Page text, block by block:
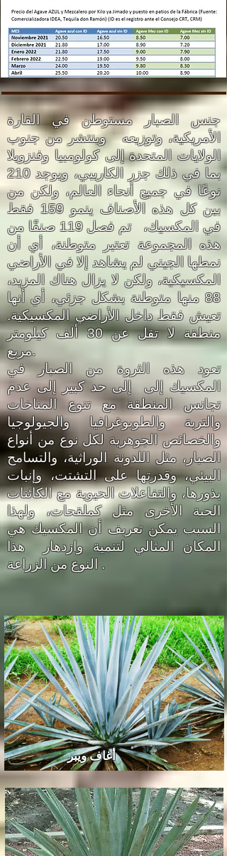
أغاف ويبر
جنس الصبار مستوطن في القارة
الأمريكية، وتوزيعه وينتشر من جنوب
الولايات المتحدة إلى كولومبيا وفنزويلا
بما في ذلك جزر الكاريبي، ويوجد 210
نوعًا في جميع أنحاء العالم، ولكن من
بين كل هذه الأصناف ينمو 159 فقط
في المكسيك، تم فصل 119 صنفًا من
هذه المجموعة تعتبر متوطنة، أي أن
نمطها الجيني لم يشاهد إلا في الأراضي
المكسيكية، ولكن لا يزال هناك المزيد،
88 منها متوطنة بشكل جزئي، أي أنها
تعيش فقط داخل الأراضي المكسيكية.
منطقة لا تقل عن 30 ألف كيلومتر
مربع.
تعود هذه الثروة من الصبار في
المكسيك إلى إلى حد كبير إلى عدم
تجانس المنطقة مع تنوع المناخات
والتربة والطوبوغرافيا والجيولوجيا
والخصائص الجوهرية لكل نوع من أنواع
الصبار، مثل اللدونة الوراثية، والتسامح
البيئي، وقدرتها على التشتت، وإنبات
بذورها، والتفاعلات الحيوية مع الكائنات
الحية الأخرى مثل كملقحات، ولهذا
السبب يمكن تعريف أن المكسيك هي
المكان المثالي لتنمية وازدهار هذا
النوع من الزراعة .